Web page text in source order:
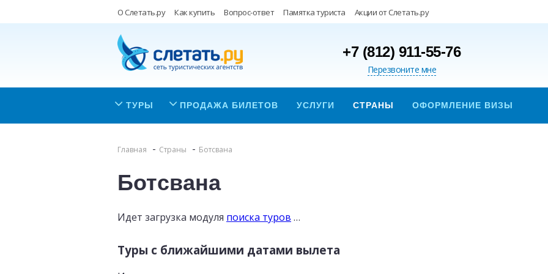
О Слетать.ру Как купить Вопрос-ответ Памятка туриста Акции от Слетать.ру
+7 (812) 911-55-76
Перезвоните мне
ТУРЫ ПРОДАЖА БИЛЕТОВ УСЛУГИ СТРАНЫ ОФОРМЛЕНИЕ ВИЗЫ
Главная Страны Ботсвана
Ботсвана
Идет загрузка модуля поиска туров …
Туры с ближайшими датами вылета